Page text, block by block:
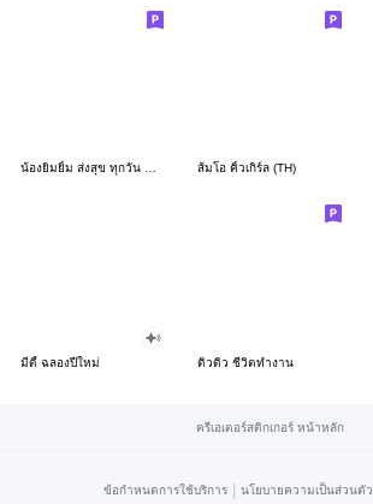
น้องยิมยิ้ม ส่งสุข ทุกวัน CutePastel THA ส้มโอ คิ้วเกิร์ล (TH)
มีดี้ ฉลองปีใหม่ ดิวดิว ชีวิตทำงาน
ครีเอเตอร์สติกเกอร์ หน้าหลัก
ข้อกำหนดการใช้บริการ | นโยบายความเป็นส่วนตัว